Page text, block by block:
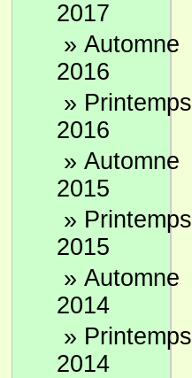
2017
» Automne
2016
» Printemps
2016
» Automne
2015
» Printemps
2015
» Automne
2014
» Printemps
2014